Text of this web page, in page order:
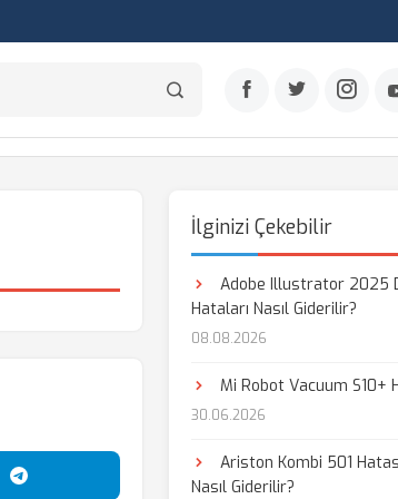
İlginizi Çekebilir
Adobe Illustrator 2025
Hataları Nasıl Giderilir?
08.08.2026
Mi Robot Vacuum S10+
30.06.2026
Ariston Kombi 501
Nasıl Giderilir?